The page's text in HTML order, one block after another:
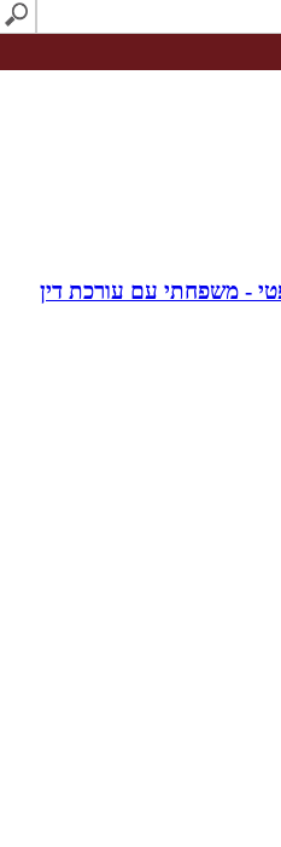
- משפחתי עם עורכת דין